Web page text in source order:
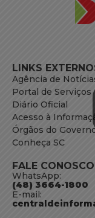
LINKS
Agência de
Portal de Serviços
Diário Oficial
Acesso à
Órgãos do
Conheça SC
FALE CONOSCO
WhatsApp:
(48) 3664-1800
E-mail: